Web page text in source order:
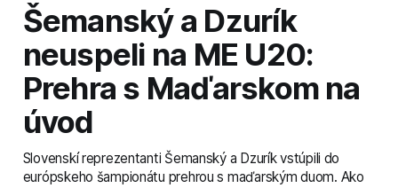
Šemanský a Dzurík
neuspeli na ME U20:
Prehra s Maďarskom na
úvod
Slovenskí reprezentanti Šemanský a Dzurík vstúpili do
európskeho šampionátu prehrou s maďarským duom. Ako